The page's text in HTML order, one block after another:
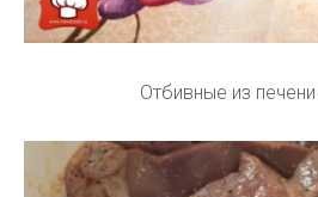
Отбивные из